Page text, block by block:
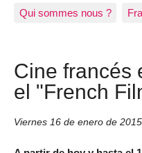
Qui sommes nous ?
Cine francés
el "French
Viernes 16 de enero de 2015